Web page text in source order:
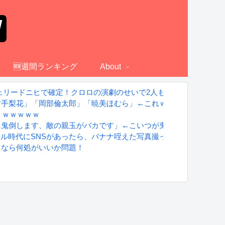
🆕週間ランキング About
リードニヒで確定！クロロの演劇のせいで2人も無駄死ににwwww
梨花」「岡部倫太郎」「暁美ほむら」←これｗｗｗ
ｗｗｗｗｗ
鬼倒します、敵の親玉がバカです」←こいつが鬼滅の刃になれな
時代にSNSがあったら、バナナ咥えた写真撮ってたと思う」
ら何処がいいか問題！